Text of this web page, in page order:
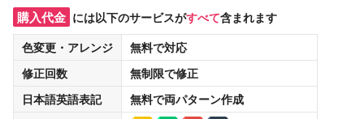
購入代金 には以下のサービスがすべて含まれます
色変更・アレンジ
無料で対応
修正回数
無制限で修正
日本語英語表記
無料で両パターン作成